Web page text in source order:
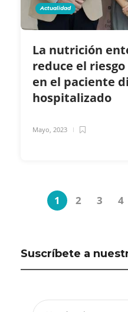
Actualidad
La nutrición
reduce el
en el paciente
hospitalizado
Mayo, 2023
1 2 3 4
Suscríbete a